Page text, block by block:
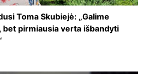
Toma Skubiejė: „Galime
bet pirmiausia verta išbandyti